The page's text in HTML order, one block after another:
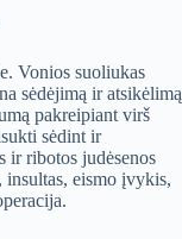
Vonios suoliukas
sėdėjimą ir atsikėlimą
pakreipiant virš
sėdint ir
ir ribotos judėsenos
insultas, eismo įvykis,